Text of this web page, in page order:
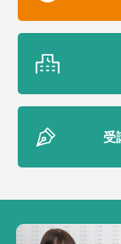
受